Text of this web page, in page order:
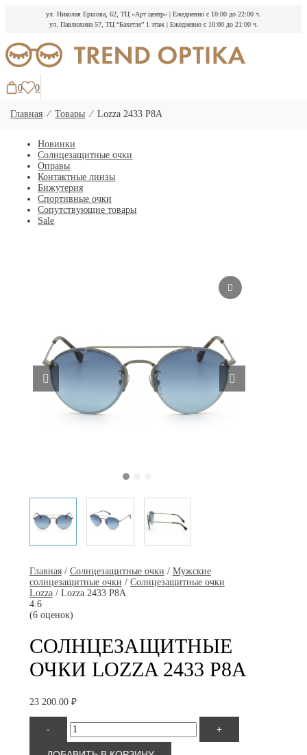
ул. Николая Ершова, 62, ТЦ «Арт центр» | Ежедневно с 10:00 до 22:00 ч.
ул. Павлюхина 57, ТЦ “Бахетле” 1 этаж | Ежедневно с 10:00 до 21:00 ч.
к
содержимому
0 0
Главная ⁄Товары ⁄Lozza 2433 P8A
Новинки
Солнцезащитные очки
Оправы
Контактные линзы
Бижутерия
Спортивные очки
Сопутствующие товары
Sale
Главная/ Солнцезащитные очки / Мужские
солнцезащитные очки / Солнцезащитные очки
Lozza/ Lozza 2433 P8A
4.6
(6 оценок)
СОЛНЦЕЗАЩИТНЫЕ
ОЧКИ LOZZA 2433 P8A
23 200.00 ₽
-
Количество
товара
Lozza
+